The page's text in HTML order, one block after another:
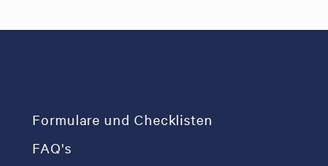
Formulare und Checklisten
FAQ's